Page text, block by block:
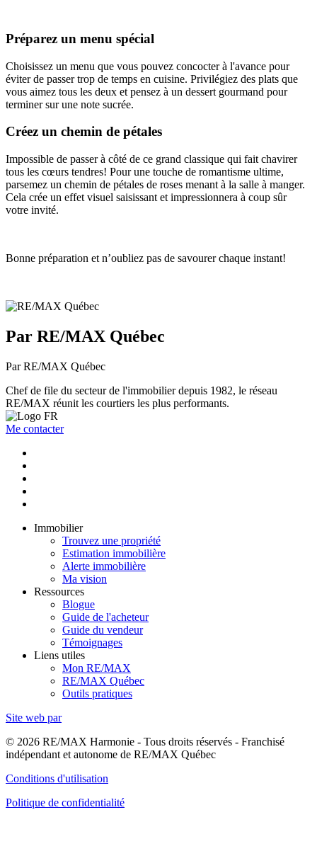
Préparez un menu spécial
Choisissez un menu que vous pouvez concocter à l'avance pour
éviter de passer trop de temps en cuisine. Privilégiez des plats que
vous aimez tous les deux et pensez à un dessert gourmand pour
terminer sur une note sucrée.
Créez un chemin de pétales
Impossible de passer à côté de ce grand classique qui fait chavirer
tous les cœurs tendres! Pour une touche de romantisme ultime,
parsemez un chemin de pétales de roses menant à la salle à manger.
Cela crée un effet visuel saisissant et impressionnera à coup sûr
votre invité.
Bonne préparation et n’oubliez pas de savourer chaque instant!
Par RE/MAX Québec
Par RE/MAX Québec
Chef de file du secteur de l'immobilier depuis 1982, le réseau
RE/MAX réunit les courtiers les plus performants.
Me contacter
Immobilier
Trouvez une propriété
Estimation immobilière
Alerte immobilière
Ma vision
Ressources
Blogue
Guide de l'acheteur
Guide du vendeur
Témoignages
Liens utiles
Mon RE/MAX
RE/MAX Québec
Outils pratiques
Site web par
© 2026 RE/MAX Harmonie - Tous droits réservés - Franchisé
indépendant et autonome de RE/MAX Québec
Conditions d'utilisation
Politique de confidentialité